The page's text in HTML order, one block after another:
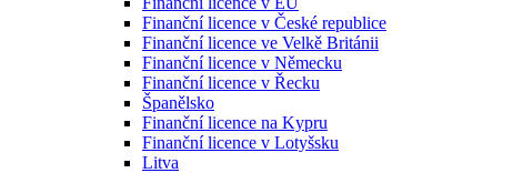
Finanční licence v České republice
Finanční licence ve Velkě Británii
Finanční licence v Německu
Finanční licence v Řecku
Španělsko
Finanční licence na Kypru
Finanční licence v Lotyšsku
Litva